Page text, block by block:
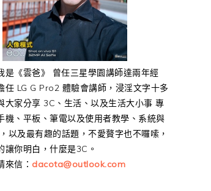
是《雲爸》 曾任三星學園講師達兩年經
任 LG G Pro2 體驗會講師，浸淫文字十多
大家分享 3C、生活、以及生活大小事 專
機、平板、筆電以及使用者教學、系統與
以及最有趣的話題，不愛贅字也不囉嗦，
讓你明白，什麼是3C。
來信： dacota@outlook.com